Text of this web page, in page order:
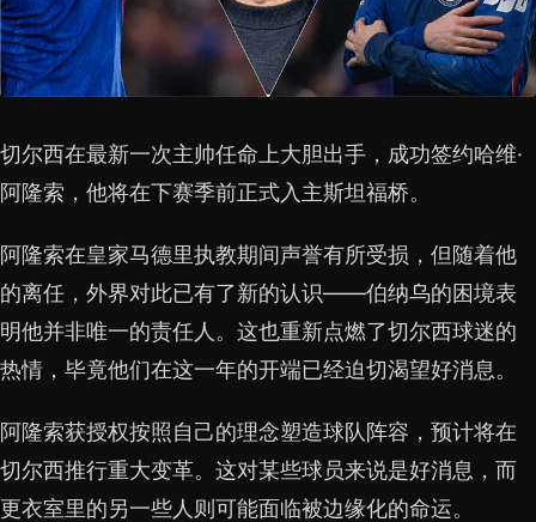
切尔西在最新一次主帅任命上大胆出手，成功签约哈维·
阿隆索，他将在下赛季前正式入主斯坦福桥。
阿隆索在皇家马德里执教期间声誉有所受损，但随着他
的离任，外界对此已有了新的认识——伯纳乌的困境表
明他并非唯一的责任人。这也重新点燃了切尔西球迷的
热情，毕竟他们在这一年的开端已经迫切渴望好消息。
阿隆索获授权按照自己的理念塑造球队阵容，预计将在
切尔西推行重大变革。这对某些球员来说是好消息，而
更衣室里的另一些人则可能面临被边缘化的命运。